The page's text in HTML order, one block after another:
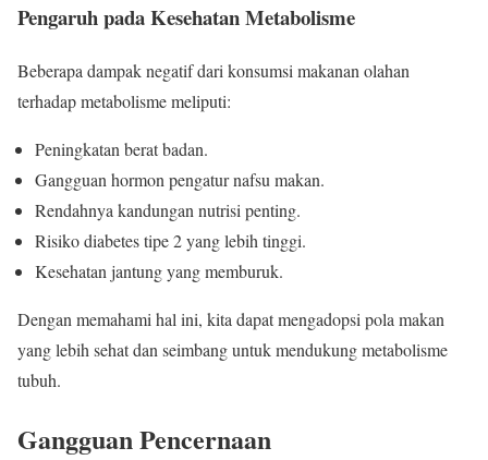
Pengaruh pada Kesehatan Metabolisme
Beberapa dampak negatif dari konsumsi makanan olahan
terhadap metabolisme meliputi:
Peningkatan berat badan.
Gangguan hormon pengatur nafsu makan.
Rendahnya kandungan nutrisi penting.
Risiko diabetes tipe 2 yang lebih tinggi.
Kesehatan jantung yang memburuk.
Dengan memahami hal ini, kita dapat mengadopsi pola makan
yang lebih sehat dan seimbang untuk mendukung metabolisme
tubuh.
Gangguan Pencernaan